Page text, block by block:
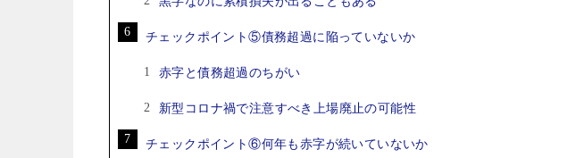
チェックポイント⑤債務超過に陥っていないか
赤字と債務超過のちがい
新型コロナ禍で注意すべき上場廃止の可能性
チェックポイント⑥何年も赤字が続いていないか